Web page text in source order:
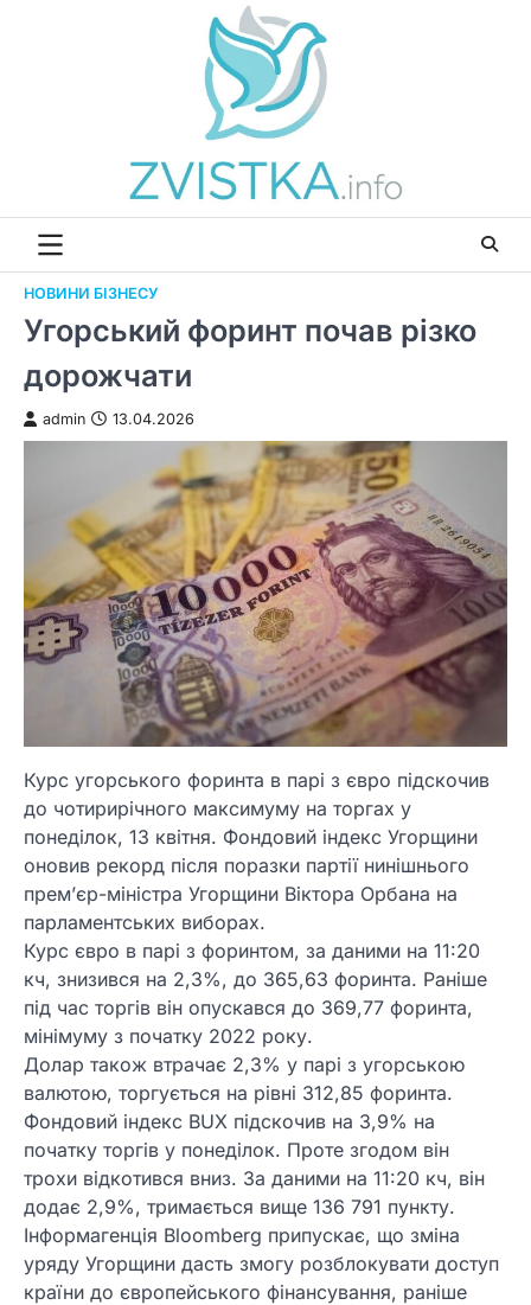
НОВИНИ БІЗНЕСУ
Угорський форинт почав різко
дорожчати
admin 13.04.2026
Курс угорського форинта в парі з євро підскочив
до чотирирічного максимуму на торгах у
понеділок, 13 квітня. Фондовий індекс Угорщини
оновив рекорд після поразки партії нинішнього
прем’єр-міністра Угорщини Віктора Орбана на
парламентських виборах.
Курс євро в парі з форинтом, за даними на 11:20
кч, знизився на 2,3%, до 365,63 форинта. Раніше
під час торгів він опускався до 369,77 форинта,
мінімуму з початку 2022 року.
Долар також втрачає 2,3% у парі з угорською
валютою, торгується на рівні 312,85 форинта.
Фондовий індекс BUX підскочив на 3,9% на
початку торгів у понеділок. Проте згодом він
трохи відкотився вниз. За даними на 11:20 кч, він
додає 2,9%, тримається вище 136 791 пункту.
Інформагенція Bloomberg припускає, що зміна
уряду Угорщини дасть змогу розблокувати доступ
країни до європейського фінансування, раніше